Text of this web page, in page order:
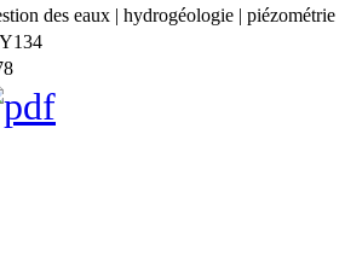
des eaux | hydrogéologie | piézométrie